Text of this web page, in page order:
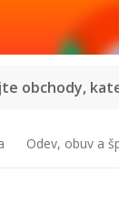
obchody,
Odev, obuv a